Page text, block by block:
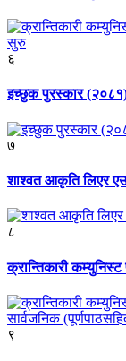
६
इच्छुक पुरस्कार
७
शाश्वत आकृति लिएर
८
क्रान्तिकारी कम्युनिस्ट
९